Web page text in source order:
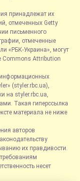
принадлежат их
отмеченных Getty
письменного
отмеченные
«РБК-Украина», могут
Commons Attribution
(styler.rbc.ua),
на styler.rbc.ua,
Такая гиперссылка
материала не ниже
авторов
их правдивости.
несет